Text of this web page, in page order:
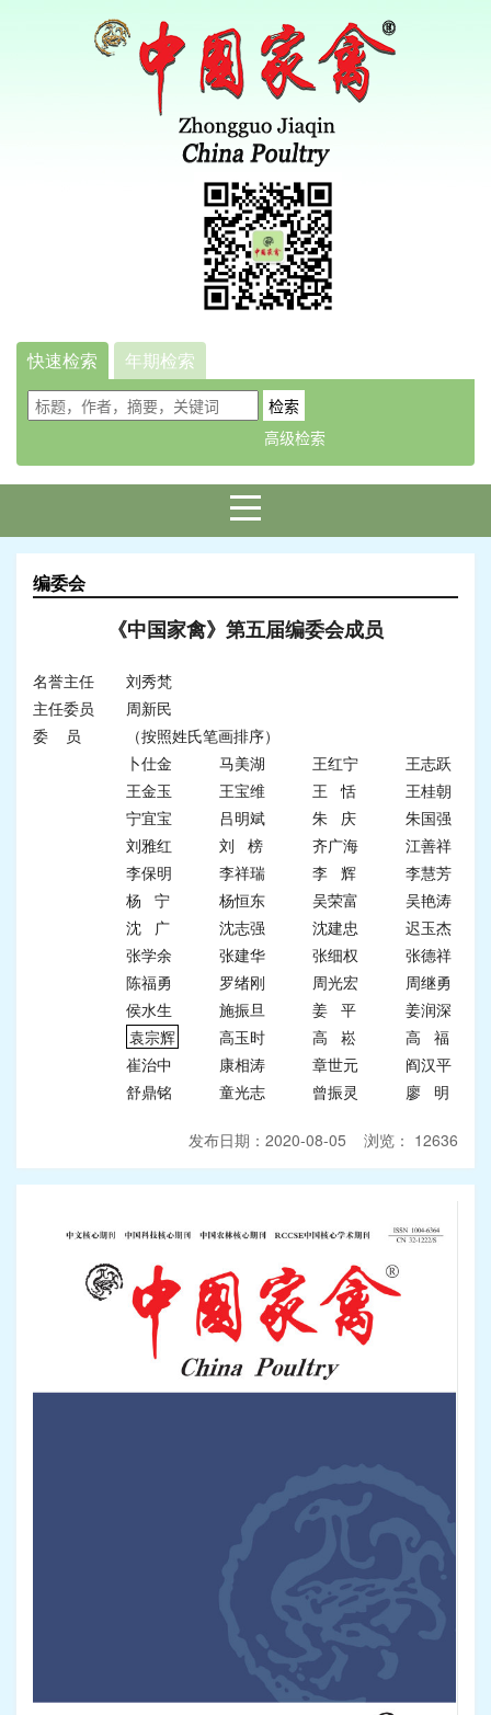
快速检索 年期检索
编委会
《中国家禽》第五届编委会成员
名誉主任
刘秀梵
主任委员
周新民
委 员
（按照姓氏笔画排序）
卜仕金
马美湖 王红宁
王志跃
王金玉
王宝维 王 恬
王桂朝
宁宜宝
吕明斌 朱 庆
朱国强
刘雅红
刘 榜 齐广海
江善祥
李保明
李祥瑞 李 辉
李慧芳
杨 宁
杨恒东 吴荣富
吴艳涛
沈 广
沈志强 沈建忠
迟玉杰
张学余
张建华 张细权
张德祥
陈福勇
罗绪刚 周光宏
周继勇
侯水生
施振旦 姜 平
姜润深
袁宗辉
高玉时 高 崧
高 福
崔治中
康相涛 章世元
阎汉平
舒鼎铭
童光志 曾振灵 廖 明
发布日期：2020-08-05 浏览： 12636